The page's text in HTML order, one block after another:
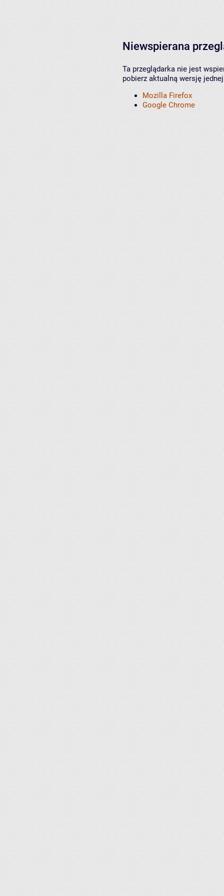
Niewspierana
Ta przeglądarka nie jest
pobierz aktualną wersję
Mozilla Firefox
Google Chrome